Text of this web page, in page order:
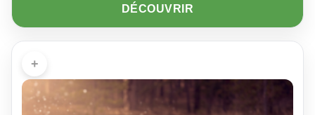
DÉCOUVRIR
+